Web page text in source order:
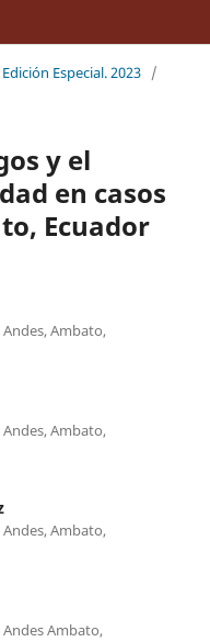
Especial. 2023 /
y el
en casos
Ecuador
Ambato,
Ambato,
Ambato,
Ambato,